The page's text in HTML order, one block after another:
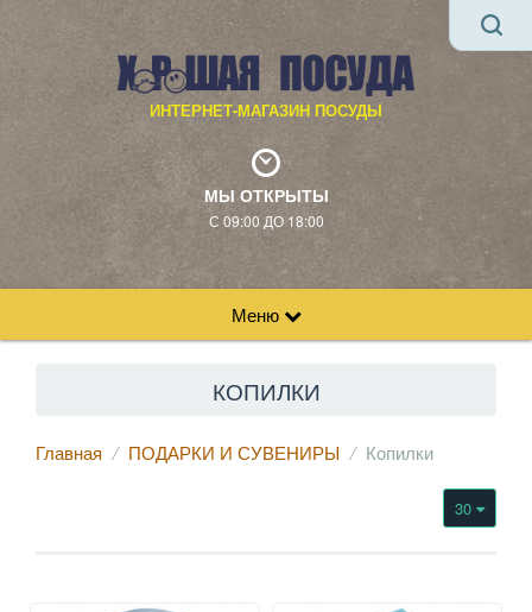
ИНТЕРНЕТ-МАГАЗИН ПОСУДЫ
МЫ ОТКРЫТЫ
С 09:00 ДО 18:00
Меню
КОПИЛКИ
Главная ПОДАРКИ И СУВЕНИРЫ Копилки
30